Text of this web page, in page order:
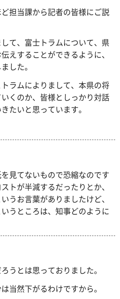
担当課から記者の皆様にご説
て、富士トラムについて、県
えすることができるように、
した。
ラムによりまして、本県の将
くのか、皆様としっかり対話
たいと思っています。
見てないもので恐縮なのです
トが半減するだったりとか、
うお言葉がありましたけど、
うところは、知事どのように
うとは思っておりました。
当然下がるわけですから。